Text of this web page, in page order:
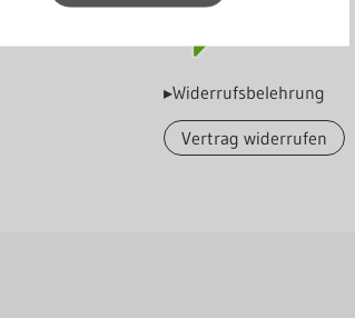
▸Widerrufsbelehrung
Vertrag widerrufen